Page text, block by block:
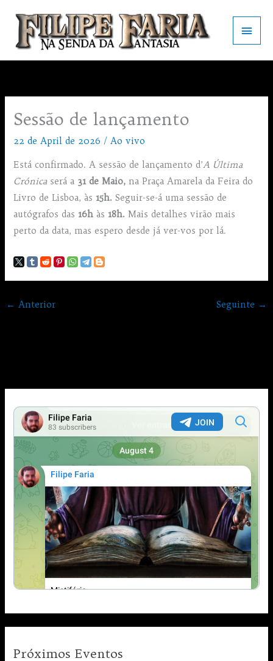
content
Main
Sessão de lançamento
22 de April de 2026 /Ao vivo
Está confirmado. A sessão de lançamento d’A Última
Crónica será a 31 de Maio, na Praça Amarela da Feira do
Livro de Lisboa, às 15h. Seguir-se-á uma sessão de
autógrafos das 16h às 18h. Mais detalhes virão mais
perto da data, mas espero desde já ver-vos por lá.
← Anterior Seguinte →
Próximos Eventos